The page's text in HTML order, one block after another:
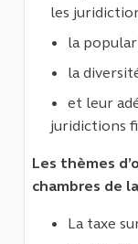
les
la
la
et leur
juridictions
Les thèmes
chambres de
La taxe